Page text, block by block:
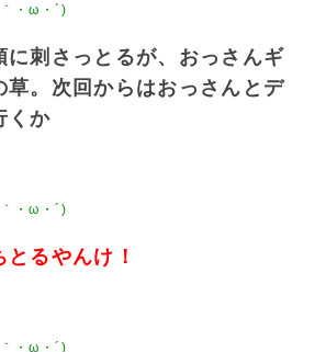
・ω・´)
に刺さっとるが、おっさんギ
草。次回からはおっさんとデ
くか
・ω・´)
るやんけ！
・ω・´)